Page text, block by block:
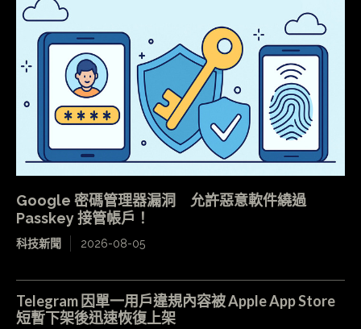
Google 密碼管理器漏洞 允許惡意軟件繞過
Passkey 接管帳戶！
科技新聞 2026-08-05
Telegram 因單一用戶違規內容被 Apple App Store
短暫下架後迅速恢復上架